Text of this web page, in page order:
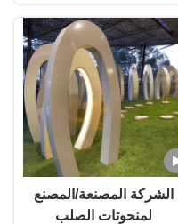
الشركة المصنعة/المصنع
لمنحوتات الصلب